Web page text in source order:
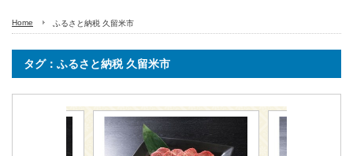
Home ふるさと納税 久留米市
タグ：ふるさと納税 久留米市